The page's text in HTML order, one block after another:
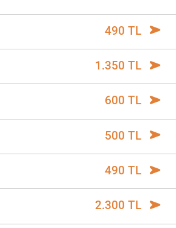
490 TL
1.350 TL
600 TL
500 TL
490 TL
2.300 TL